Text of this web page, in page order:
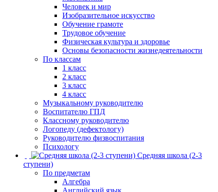
Человек и мир
Изобразительное искусство
Обучение грамоте
Трудовое обучение
Физическая культура и здоровье
Основы безопасности жизнедеятельности
По классам
1 класс
2 класс
3 класс
4 класс
Музыкальному руководителю
Воспитателю ГПД
Классному руководителю
Логопеду (дефектологу)
Руководителю физвоспитания
Психологу
Средняя школа (2-3
ступени)
По предметам
Алгебра
Английский язык